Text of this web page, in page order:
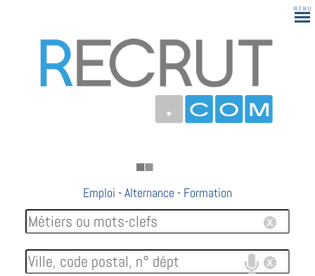
Emploi -Alternance - Formation